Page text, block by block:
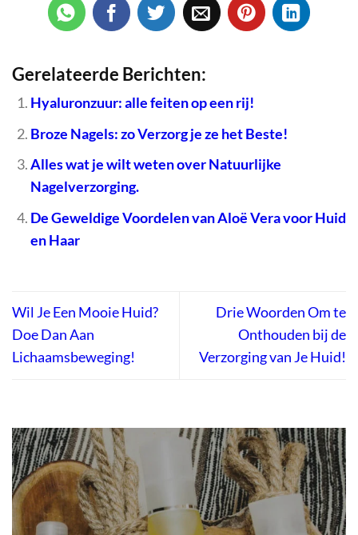
Gerelateerde Berichten:
Hyaluronzuur: alle feiten op een rij!
Broze Nagels: zo Verzorg je ze het Beste!
Alles wat je wilt weten over Natuurlijke
Nagelverzorging.
De Geweldige Voordelen van Aloë Vera voor Huid
en Haar
Wil Je Een Mooie Huid?
Doe Dan Aan
Lichaamsbeweging!
Drie Woorden Om te
Onthouden bij de
Verzorging van Je Huid!